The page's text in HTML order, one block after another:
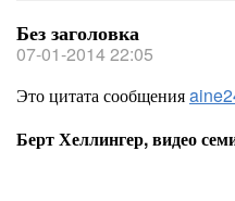
Без заголовка
07-01-2014 22:05
Это цитата сообщения
Берт Хеллингер, видео